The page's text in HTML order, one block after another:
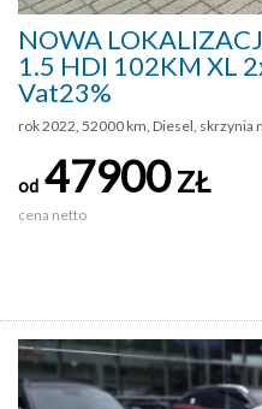
NOWA
1.5 HDI 102KM XL
Vat23%
rok 2022, 52000 km, Diesel, skrzynia
od 47900ZŁ
cena netto